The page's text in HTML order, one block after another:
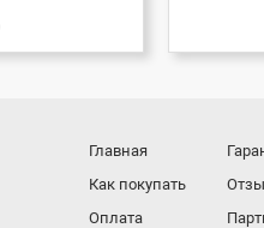
Главная
Как покупать
Оплата